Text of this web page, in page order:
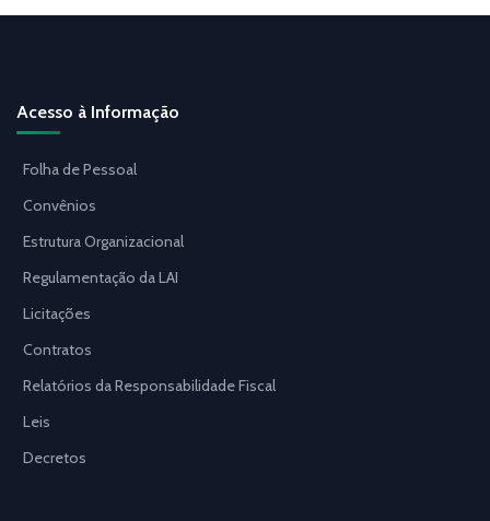
Acesso à Informação
Folha de Pessoal
Convênios
Estrutura Organizacional
Regulamentação da LAI
Licitações
Contratos
Relatórios da Responsabilidade Fiscal
Leis
Decretos